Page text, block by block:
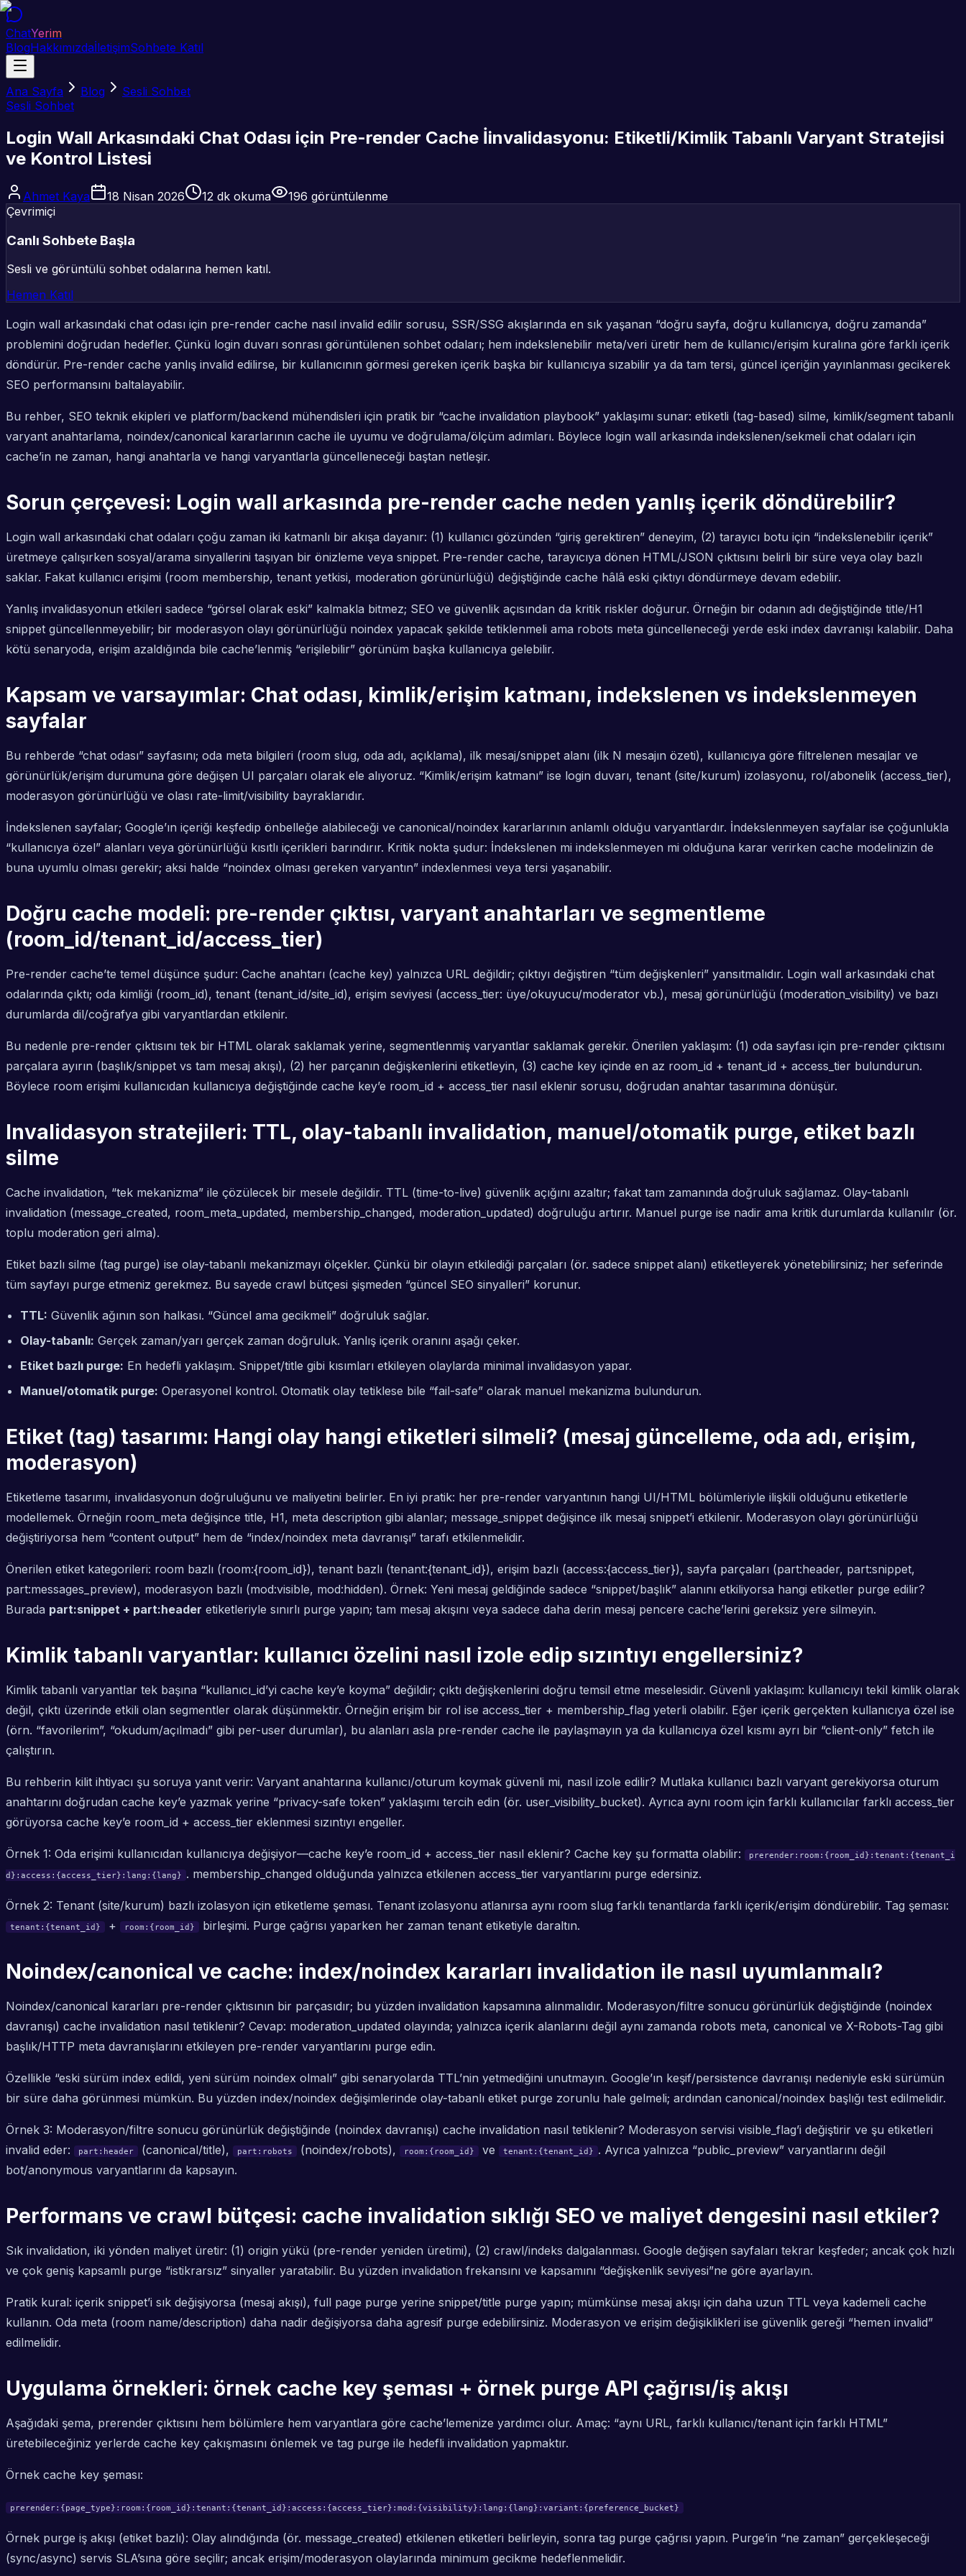
ChatYerim
BlogHakkımızdaİletişimSohbete Katıl
Ana Sayfa Blog
Sesli Sohbet
Sesli Sohbet
Login Wall Arkasındaki Chat Odası için Pre-render Cache İinvalidasyonu: Etiketli/Kimlik Tabanlı Varyant Stratejisi
ve Kontrol Listesi
Ahmet Kaya 18 Nisan 2026 12 dk okuma 196 görüntülenme
Çevrimiçi
Canlı Sohbete Başla
Sesli ve görüntülü sohbet odalarına hemen katıl.
Hemen Katıl
Login wall arkasındaki chat odası için pre-render cache nasıl invalid edilir sorusu, SSR/SSG akışlarında en sık yaşanan “doğru sayfa, doğru kullanıcıya, doğru zamanda”
problemini doğrudan hedefler. Çünkü login duvarı sonrası görüntülenen sohbet odaları; hem indekslenebilir meta/veri üretir hem de kullanıcı/erişim kuralına göre farklı içerik
döndürür. Pre-render cache yanlış invalid edilirse, bir kullanıcının görmesi gereken içerik başka bir kullanıcıya sızabilir ya da tam tersi, güncel içeriğin yayınlanması gecikerek
SEO performansını baltalayabilir.
Bu rehber, SEO teknik ekipleri ve platform/backend mühendisleri için pratik bir “cache invalidation playbook” yaklaşımı sunar: etiketli (tag-based) silme, kimlik/segment tabanlı
varyant anahtarlama, noindex/canonical kararlarının cache ile uyumu ve doğrulama/ölçüm adımları. Böylece login wall arkasında indekslenen/sekmeli chat odaları için
cache’in ne zaman, hangi anahtarla ve hangi varyantlarla güncelleneceği baştan netleşir.
Sorun çerçevesi: Login wall arkasında pre-render cache neden yanlış içerik döndürebilir?
Login wall arkasındaki chat odaları çoğu zaman iki katmanlı bir akışa dayanır: (1) kullanıcı gözünden “giriş gerektiren” deneyim, (2) tarayıcı botu için “indekslenebilir içerik”
üretmeye çalışırken sosyal/arama sinyallerini taşıyan bir önizleme veya snippet. Pre-render cache, tarayıcıya dönen HTML/JSON çıktısını belirli bir süre veya olay bazlı
saklar. Fakat kullanıcı erişimi (room membership, tenant yetkisi, moderation görünürlüğü) değiştiğinde cache hâlâ eski çıktıyı döndürmeye devam edebilir.
Yanlış invalidasyonun etkileri sadece “görsel olarak eski” kalmakla bitmez; SEO ve güvenlik açısından da kritik riskler doğurur. Örneğin bir odanın adı değiştiğinde title/H1
snippet güncellenmeyebilir; bir moderasyon olayı görünürlüğü noindex yapacak şekilde tetiklenmeli ama robots meta güncelleneceği yerde eski index davranışı kalabilir. Daha
kötü senaryoda, erişim azaldığında bile cache’lenmiş “erişilebilir” görünüm başka kullanıcıya gelebilir.
Kapsam ve varsayımlar: Chat odası, kimlik/erişim katmanı, indekslenen vs indekslenmeyen
sayfalar
Bu rehberde “chat odası” sayfasını; oda meta bilgileri (room slug, oda adı, açıklama), ilk mesaj/snippet alanı (ilk N mesajın özeti), kullanıcıya göre filtrelenen mesajlar ve
görünürlük/erişim durumuna göre değişen UI parçaları olarak ele alıyoruz. “Kimlik/erişim katmanı” ise login duvarı, tenant (site/kurum) izolasyonu, rol/abonelik (access_tier),
moderasyon görünürlüğü ve olası rate-limit/visibility bayraklarıdır.
İndekslenen sayfalar; Google’ın içeriği keşfedip önbelleğe alabileceği ve canonical/noindex kararlarının anlamlı olduğu varyantlardır. İndekslenmeyen sayfalar ise çoğunlukla
“kullanıcıya özel” alanları veya görünürlüğü kısıtlı içerikleri barındırır. Kritik nokta şudur: İndekslenen mi indekslenmeyen mi olduğuna karar verirken cache modelinizin de
buna uyumlu olması gerekir; aksi halde “noindex olması gereken varyantın” indexlenmesi veya tersi yaşanabilir.
Doğru cache modeli: pre-render çıktısı, varyant anahtarları ve segmentleme
(room_id/tenant_id/access_tier)
Pre-render cache’te temel düşünce şudur: Cache anahtarı (cache key) yalnızca URL değildir; çıktıyı değiştiren “tüm değişkenleri” yansıtmalıdır. Login wall arkasındaki chat
odalarında çıktı; oda kimliği (room_id), tenant (tenant_id/site_id), erişim seviyesi (access_tier: üye/okuyucu/moderator vb.), mesaj görünürlüğü (moderation_visibility) ve bazı
durumlarda dil/coğrafya gibi varyantlardan etkilenir.
Bu nedenle pre-render çıktısını tek bir HTML olarak saklamak yerine, segmentlenmiş varyantlar saklamak gerekir. Önerilen yaklaşım: (1) oda sayfası için pre-render çıktısını
parçalara ayırın (başlık/snippet vs tam mesaj akışı), (2) her parçanın değişkenlerini etiketleyin, (3) cache key içinde en az room_id + tenant_id + access_tier bulundurun.
Böylece room erişimi kullanıcıdan kullanıcıya değiştiğinde cache key’e room_id + access_tier nasıl eklenir sorusu, doğrudan anahtar tasarımına dönüşür.
Invalidasyon stratejileri: TTL, olay-tabanlı invalidation, manuel/otomatik purge, etiket bazlı
silme
Cache invalidation, “tek mekanizma” ile çözülecek bir mesele değildir. TTL (time-to-live) güvenlik açığını azaltır; fakat tam zamanında doğruluk sağlamaz. Olay-tabanlı
invalidation (message_created, room_meta_updated, membership_changed, moderation_updated) doğruluğu artırır. Manuel purge ise nadir ama kritik durumlarda kullanılır (ör.
toplu moderation geri alma).
Etiket bazlı silme (tag purge) ise olay-tabanlı mekanizmayı ölçekler. Çünkü bir olayın etkilediği parçaları (ör. sadece snippet alanı) etiketleyerek yönetebilirsiniz; her seferinde
tüm sayfayı purge etmeniz gerekmez. Bu sayede crawl bütçesi şişmeden “güncel SEO sinyalleri” korunur.
TTL: Güvenlik ağının son halkası. “Güncel ama gecikmeli” doğruluk sağlar.
Olay-tabanlı: Gerçek zaman/yarı gerçek zaman doğruluk. Yanlış içerik oranını aşağı çeker.
Etiket bazlı purge: En hedefli yaklaşım. Snippet/title gibi kısımları etkileyen olaylarda minimal invalidasyon yapar.
Manuel/otomatik purge: Operasyonel kontrol. Otomatik olay tetiklese bile “fail-safe” olarak manuel mekanizma bulundurun.
Etiket (tag) tasarımı: Hangi olay hangi etiketleri silmeli? (mesaj güncelleme, oda adı, erişim,
moderasyon)
Etiketleme tasarımı, invalidasyonun doğruluğunu ve maliyetini belirler. En iyi pratik: her pre-render varyantının hangi UI/HTML bölümleriyle ilişkili olduğunu etiketlerle
modellemek. Örneğin room_meta değişince title, H1, meta description gibi alanlar; message_snippet değişince ilk mesaj snippet’i etkilenir. Moderasyon olayı görünürlüğü
değiştiriyorsa hem “content output” hem de “index/noindex meta davranışı” tarafı etkilenmelidir.
Önerilen etiket kategorileri: room bazlı (room:{room_id}), tenant bazlı (tenant:{tenant_id}), erişim bazlı (access:{access_tier}), sayfa parçaları (part:header, part:snippet,
part:messages_preview), moderasyon bazlı (mod:visible, mod:hidden). Örnek: Yeni mesaj geldiğinde sadece “snippet/başlık” alanını etkiliyorsa hangi etiketler purge edilir?
Burada part:snippet + part:header etiketleriyle sınırlı purge yapın; tam mesaj akışını veya sadece daha derin mesaj pencere cache’lerini gereksiz yere silmeyin.
Kimlik tabanlı varyantlar: kullanıcı özelini nasıl izole edip sızıntıyı engellersiniz?
Kimlik tabanlı varyantlar tek başına “kullanıcı_id’yi cache key’e koyma” değildir; çıktı değişkenlerini doğru temsil etme meselesidir. Güvenli yaklaşım: kullanıcıyı tekil kimlik olarak
değil, çıktı üzerinde etkili olan segmentler olarak düşünmektir. Örneğin erişim bir rol ise access_tier + membership_flag yeterli olabilir. Eğer içerik gerçekten kullanıcıya özel ise
(örn. “favorilerim”, “okudum/açılmadı” gibi per-user durumlar), bu alanları asla pre-render cache ile paylaşmayın ya da kullanıcıya özel kısmı ayrı bir “client-only” fetch ile
çalıştırın.
Bu rehberin kilit ihtiyacı şu soruya yanıt verir: Varyant anahtarına kullanıcı/oturum koymak güvenli mi, nasıl izole edilir? Mutlaka kullanıcı bazlı varyant gerekiyorsa oturum
anahtarını doğrudan cache key’e yazmak yerine “privacy-safe token” yaklaşımı tercih edin (ör. user_visibility_bucket). Ayrıca aynı room için farklı kullanıcılar farklı access_tier
görüyorsa cache key’e room_id + access_tier eklenmesi sızıntıyı engeller.
Örnek 1: Oda erişimi kullanıcıdan kullanıcıya değişiyor—cache key’e room_id + access_tier nasıl eklenir? Cache key şu formatta olabilir: prerender:room:{room_id}:tenant:{tenant_i
d}:access:{access_tier}:lang:{lang} . membership_changed olduğunda yalnızca etkilenen access_tier varyantlarını purge edersiniz.
Örnek 2: Tenant (site/kurum) bazlı izolasyon için etiketleme şeması. Tenant izolasyonu atlanırsa aynı room slug farklı tenantlarda farklı içerik/erişim döndürebilir. Tag şeması:
tenant:{tenant_id} + room:{room_id} birleşimi. Purge çağrısı yaparken her zaman tenant etiketiyle daraltın.
Noindex/canonical ve cache: index/noindex kararları invalidation ile nasıl uyumlanmalı?
Noindex/canonical kararları pre-render çıktısının bir parçasıdır; bu yüzden invalidation kapsamına alınmalıdır. Moderasyon/filtre sonucu görünürlük değiştiğinde (noindex
davranışı) cache invalidation nasıl tetiklenir? Cevap: moderation_updated olayında; yalnızca içerik alanlarını değil aynı zamanda robots meta, canonical ve X-Robots-Tag gibi
başlık/HTTP meta davranışlarını etkileyen pre-render varyantlarını purge edin.
Özellikle “eski sürüm index edildi, yeni sürüm noindex olmalı” gibi senaryolarda TTL’nin yetmediğini unutmayın. Google’ın keşif/persistence davranışı nedeniyle eski sürümün
bir süre daha görünmesi mümkün. Bu yüzden index/noindex değişimlerinde olay-tabanlı etiket purge zorunlu hale gelmeli; ardından canonical/noindex başlığı test edilmelidir.
Örnek 3: Moderasyon/filtre sonucu görünürlük değiştiğinde (noindex davranışı) cache invalidation nasıl tetiklenir? Moderasyon servisi visible_flag’i değiştirir ve şu etiketleri
invalid eder:
part:header (canonical/title), part:robots (noindex/robots), room:{room_id} ve tenant:{tenant_id}
. Ayrıca yalnızca “public_preview” varyantlarını değil
bot/anonymous varyantlarını da kapsayın.
Performans ve crawl bütçesi: cache invalidation sıklığı SEO ve maliyet dengesini nasıl etkiler?
Sık invalidation, iki yönden maliyet üretir: (1) origin yükü (pre-render yeniden üretimi), (2) crawl/indeks dalgalanması. Google değişen sayfaları tekrar keşfeder; ancak çok hızlı
ve çok geniş kapsamlı purge “istikrarsız” sinyaller yaratabilir. Bu yüzden invalidation frekansını ve kapsamını “değişkenlik seviyesi”ne göre ayarlayın.
Pratik kural: içerik snippet’i sık değişiyorsa (mesaj akışı), full page purge yerine snippet/title purge yapın; mümkünse mesaj akışı için daha uzun TTL veya kademeli cache
kullanın. Oda meta (room name/description) daha nadir değişiyorsa daha agresif purge edebilirsiniz. Moderasyon ve erişim değişiklikleri ise güvenlik gereği “hemen invalid”
edilmelidir.
Uygulama örnekleri: örnek cache key şeması + örnek purge API çağrısı/iş akışı
Aşağıdaki şema, prerender çıktısını hem bölümlere hem varyantlara göre cache’lemenize yardımcı olur. Amaç: “aynı URL, farklı kullanıcı/tenant için farklı HTML”
üretebileceğiniz yerlerde cache key çakışmasını önlemek ve tag purge ile hedefli invalidation yapmaktır.
Örnek cache key şeması:
prerender:{page_type}:room:{room_id}:tenant:{tenant_id}:access:{access_tier}:mod:{visibility}:lang:{lang}:variant:{preference_bucket}
Örnek purge iş akışı (etiket bazlı): Olay alındığında (ör. message_created) etkilenen etiketleri belirleyin, sonra tag purge çağrısı yapın. Purge’in “ne zaman” gerçekleşeceği
(sync/async) servis SLA’sına göre seçilir; ancak erişim/moderasyon olaylarında minimum gecikme hedeflenmelidir.